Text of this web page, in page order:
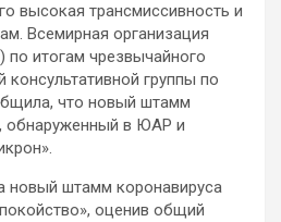
высокая трансмиссивность и
Всемирная организация
по итогам чрезвычайного
консультативной группы по
что новый штамм
обнаруженный в ЮАР и
новый штамм коронавируса
оценив общий